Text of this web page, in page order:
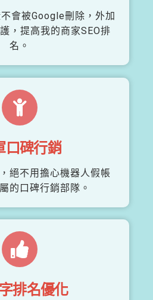
會被Google刪除，外加
，提高我的商家SEO排
名。
口碑行銷
絕不用擔心機器人假帳
的口碑行銷部隊。
排名優化